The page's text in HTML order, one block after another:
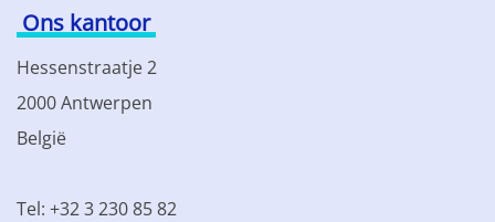
Ons kantoor
Hessenstraatje 2
2000 Antwerpen
België
Tel: +32 3 230 85 82